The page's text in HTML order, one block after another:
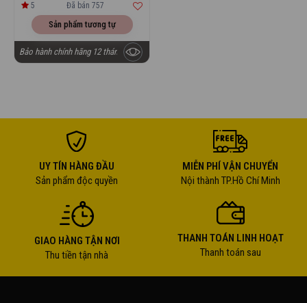
5 Đã bán 757
Sản phẩm tương tự
Bảo hành chính hãng 12 tháng
UY TÍN HÀNG ĐẦU
Sản phẩm độc quyền
MIỄN PHÍ VẬN CHUYỂN
Nội thành TP.Hồ Chí Minh
GIAO HÀNG TẬN NƠI
Thu tiền tận nhà
THANH TOÁN LINH HOẠT
Thanh toán sau